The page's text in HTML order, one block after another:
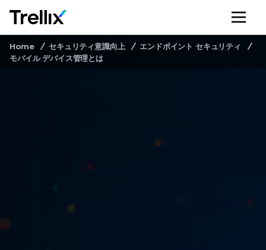
Home セキュリティ意識向上
エンドポイント セキュリティ
モバイル デバイス管理とは